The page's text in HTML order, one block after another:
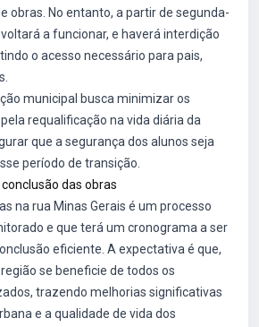
obras. No entanto, a partir de segunda-
a funcionar, e haverá interdição
o acesso necessário para pais,
municipal busca minimizar os
requalificação na vida diária da
que a segurança dos alunos seja
período de transição.
das obras
na rua Minas Gerais é um processo
e que terá um cronograma a ser
eficiente. A expectativa é que,
se beneficie de todos os
trazendo melhorias significativas
e a qualidade de vida dos